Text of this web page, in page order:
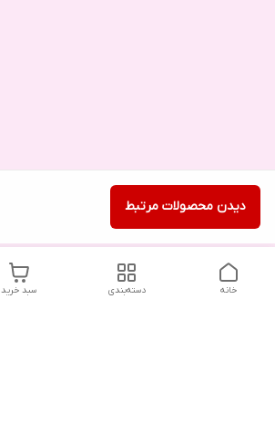
دیدن محصولات مرتبط
سبد خرید دسته‌بندی خانه